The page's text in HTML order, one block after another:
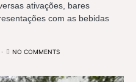
ativações, bares
com as bebidas
NO COMMENTS